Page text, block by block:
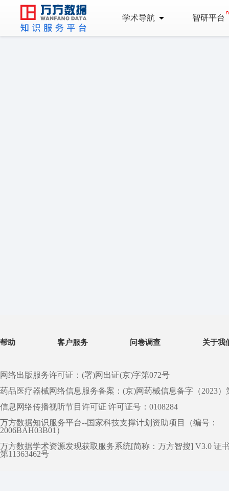
学术导航 智研平台
帮助 客户服务 问卷调查 关于我
网络出版服务许可证：(署)网出证(京)字第072号
药品医疗器械网络信息服务备案：(京)网药械信息备字（2023）
信息网络传播视听节目许可证 许可证号：0108284
万方数据知识服务平台--国家科技支撑计划资助项目（编号：
2006BAH03B01）
万方数据学术资源发现获取服务系统[简称：万方智搜] V3.0 证
第11363462号